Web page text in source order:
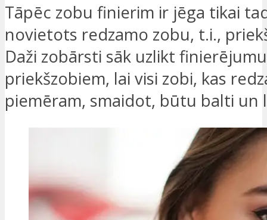
Tāpēc zobu finierim ir jēga tikai
novietots redzamo zobu, t.i.,
Daži zobārsti sāk uzlikt
priekšzobiem, lai visi zobi, kas
piemēram, smaidot, būtu balti un